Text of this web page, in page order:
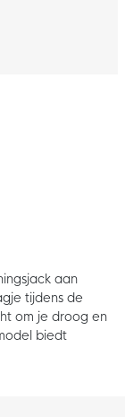
aan
tijdens de
om je droog en
biedt